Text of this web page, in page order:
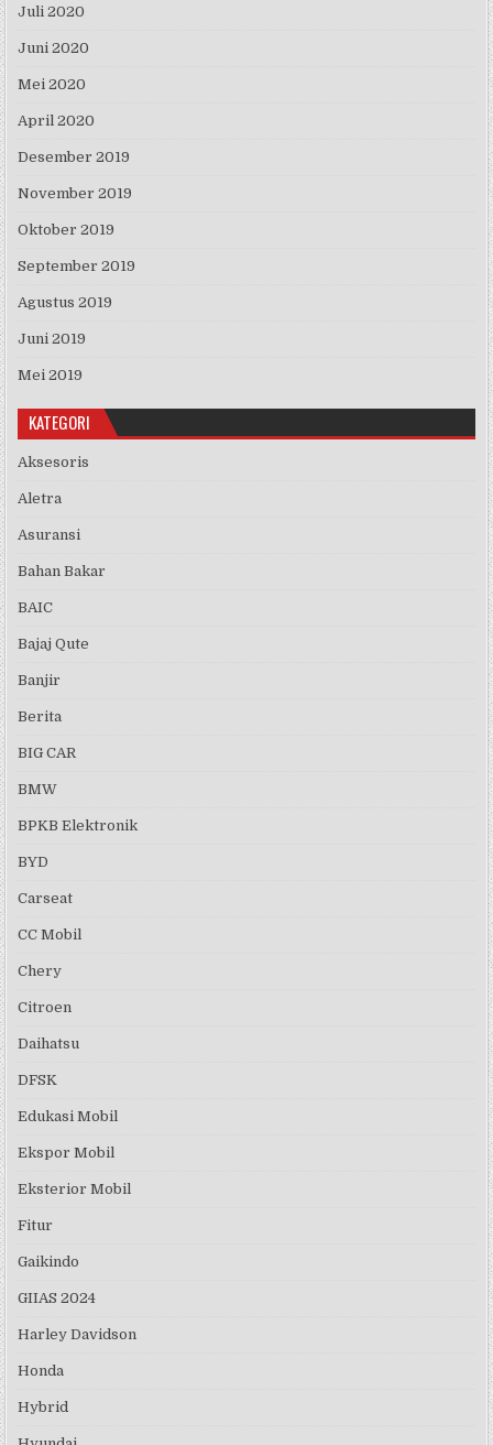
Juli 2020
Juni 2020
Mei 2020
April 2020
Desember 2019
November 2019
Oktober 2019
September 2019
Agustus 2019
Juni 2019
Mei 2019
KATEGORI
Aksesoris
Aletra
Asuransi
Bahan Bakar
BAIC
Bajaj Qute
Banjir
Berita
BIG CAR
BMW
BPKB Elektronik
BYD
Carseat
CC Mobil
Chery
Citroen
Daihatsu
DFSK
Edukasi Mobil
Ekspor Mobil
Eksterior Mobil
Fitur
Gaikindo
GIIAS 2024
Harley Davidson
Honda
Hybrid